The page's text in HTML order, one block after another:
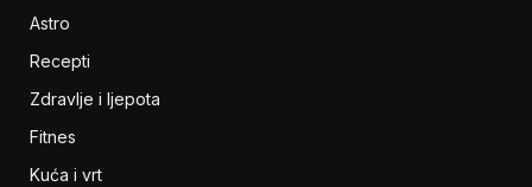
Astro
Recepti
Zdravlje i ljepota
Fitnes
Kuća i vrt